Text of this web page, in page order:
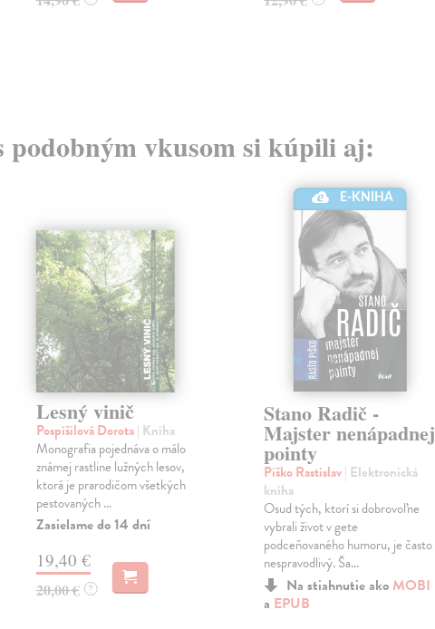
podobným vkusom si kúpili aj:
Lesný vinič
Pospíšilová Dorota| Kniha
Monografia pojednáva o málo
známej rastline lužných lesov,
ktorá je prarodičom všetkých
pestovaných ...
Zasielame do 14 dní
19,40 €
20,00 € ?
E-KNIHA
Stano Radič -
Majster nenápadnej
pointy
Piško Rastislav| Elektronická
kniha
Osud tých, ktorí si dobrovoľne
vybrali život v gete
podceňovaného humoru, je často
nespravodlivý. Ša...
Na stiahnutie ako MOBI
a EPUB